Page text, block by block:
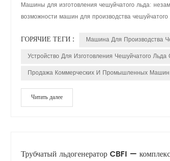
Машины для изготовления чешуйчатого льда:
возможности машин для производства чешуйчатого
ГОРЯЧИЕ ТЕГИ :
Машина Для Производства
Устройство Для Изготовления Чешуйчатого
Продажа Коммерческих И Промышленных Машин
Читать далее
Трубчатый льдогенератор CBFI —